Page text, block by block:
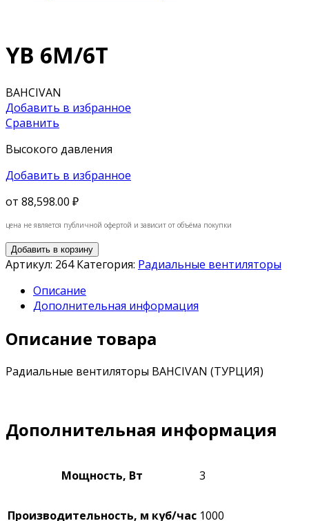
YB 6М/6Т
BAHCIVAN
Добавить в избранное
Сравнить
Высокого давления
Добавить в избранное
от 88,598.00 ₽
цена не является публичной офертой и зависит от объёма покупки
Добавить в корзину
Артикул: 264 Категория: Радиальные вентиляторы
Описание
Дополнительная информация
Описание товара
Радиальные вентиляторы BAHCIVAN (ТУРЦИЯ)
Дополнительная информация
Мощность, Вт 3
Производительность, м куб/час 1000